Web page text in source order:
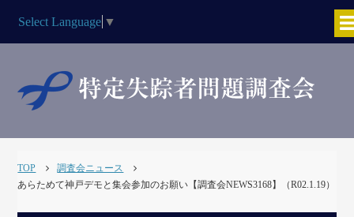
Select Language ▼
TOP
調査会ニュース
あらためて神戸デモと集会参加のお願い【調査会NEWS3168】（R02.1.19）